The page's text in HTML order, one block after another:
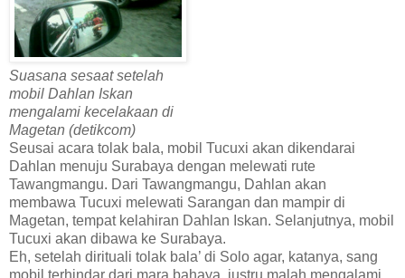
Suasana sesaat setelah
mobil Dahlan Iskan
mengalami kecelakaan di
Magetan (detikcom)
Seusai acara tolak bala, mobil Tucuxi akan dikendarai
Dahlan menuju Surabaya dengan melewati rute
Tawangmangu. Dari Tawangmangu, Dahlan akan
membawa Tucuxi melewati Sarangan dan mampir di
Magetan, tempat kelahiran Dahlan Iskan. Selanjutnya, mobil
Tucuxi akan dibawa ke Surabaya.
Eh, setelah dirituali tolak bala’ di Solo agar, katanya, sang